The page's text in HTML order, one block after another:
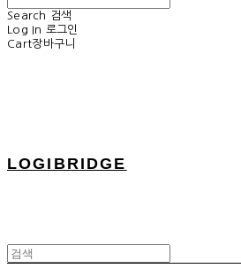
Search
검색
Log In 로그인
Cart장바구니
LOGIBRIDGE